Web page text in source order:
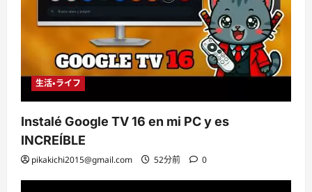
生活・ライフ
Instalé Google TV 16 en mi PC y es
INCREÍBLE
pikakichi2015@gmail.com 52分前 0